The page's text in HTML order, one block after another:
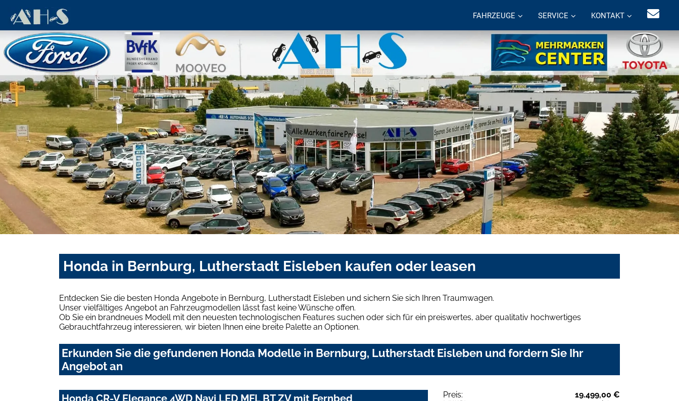
FAHRZEUGE SERVICE KONTAKT
Honda in Bernburg, Lutherstadt Eisleben kaufen oder leasen
Entdecken Sie die besten Honda Angebote in Bernburg, Lutherstadt Eisleben und sichern Sie sich Ihren Traumwagen.
Unser vielfältiges Angebot an Fahrzeugmodellen lässt fast keine Wünsche offen.
Ob Sie ein brandneues Modell mit den neuesten technologischen Features suchen oder sich für ein preiswertes, aber qualitativ hochwertiges
Gebrauchtfahrzeug interessieren, wir bieten Ihnen eine breite Palette an Optionen.
Erkunden Sie die gefundenen Honda Modelle in Bernburg, Lutherstadt Eisleben und fordern Sie Ihr
Angebot an
Honda CR-V Elegance 4WD Navi LED MFL BT ZV mit Fernbed Preis:
19.499,00 €